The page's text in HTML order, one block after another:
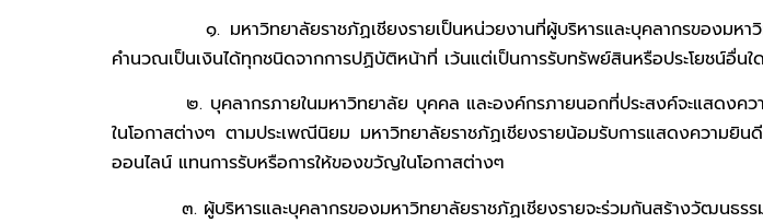
๑. มหาวิทยาลัยราชภัฏเชียงรายเป็นหน่วยงานที่ผู้บริหารและบุคลากรของมหาวิท
คำนวณเป็นเงินได้ทุกชนิดจากการปฏิบัติหน้าที่ เว้นแต่เป็นการรับทรัพย์สินหรือประโยชน์อื่
๒. บุคลากรภายในมหาวิทยาลัย บุคคล และองค์กรภายนอกที่ประสงค์จะแสดงความ
ในโอกาสต่างๆ ตามประเพณีนิยม มหาวิทยาลัยราชภัฏเชียงรายน้อมรับการแสดงควา
ออนไลน์ แทนการรับหรือการให้ของขวัญในโอกาสต่างๆ
๓. ผู้บริหารและบุคลากรของมหาวิทยาลัยราชภัฏเชียงรายจะร่วมกันสร้างวัฒนธรร